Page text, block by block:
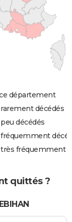
département
décédés
décédés
fréquemment
quittés ?